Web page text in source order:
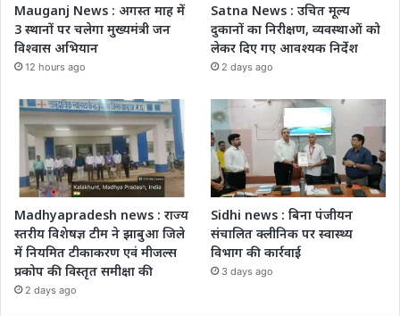
Mauganj News : अगस्त माह में
3 स्थानों पर चलेगा मुख्यमंत्री जन
विश्वास अभियान
12 hours ago
Satna News : उचित मूल्य
दुकानों का निरीक्षण, व्यवस्थाओं को
लेकर दिए गए आवश्यक निर्देश
2 days ago
Madhyapradesh news : राज्य
स्तरीय विशेषज्ञ टीम ने झाबुआ जिले
में नियमित टीकाकरण एवं मीजल्स
प्रकोप की विस्तृत समीक्षा की
2 days ago
Sidhi news : बिना पंजीयन
संचालित क्लीनिक पर स्वास्थ्य
विभाग की कार्रवाई
3 days ago